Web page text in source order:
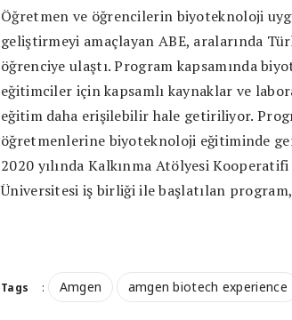
Öğretmen ve öğrencilerin biyoteknoloji
geliştirmeyi amaçlayan ABE, aralarında
öğrenciye ulaştı. Program kapsamında
eğitimciler için kapsamlı kaynaklar ve
eğitim daha erişilebilir hale getiriliyor.
öğretmenlerine biyoteknoloji eğitiminde
2020 yılında Kalkınma Atölyesi
Üniversitesi iş birliği ile başlatılan
Tags : Amgen amgen biotech experience